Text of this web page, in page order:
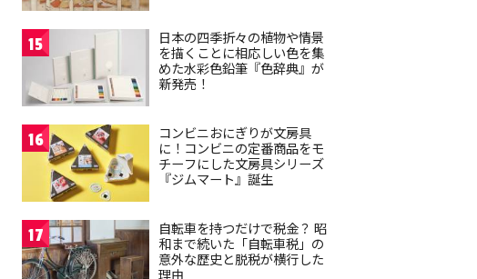
15
日本の四季折々の植物や情景
を描くことに相応しい色を集
めた水彩色鉛筆『色辞典』が
新発売！
16
コンビニおにぎりが文房具
に！コンビニの定番商品をモ
チーフにした文房具シリーズ
『ジムマート』誕生
17
自転車を持つだけで税金？ 昭
和まで続いた「自転車税」の
意外な歴史と脱税が横行した
理由